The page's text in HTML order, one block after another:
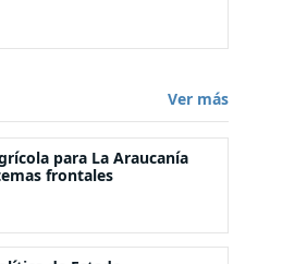
Ver más
para La Araucanía
frontales